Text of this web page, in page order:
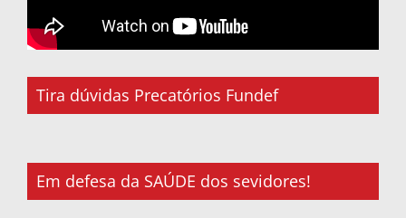
Tira dúvidas Precatórios Fundef
Em defesa da SAÚDE dos sevidores!